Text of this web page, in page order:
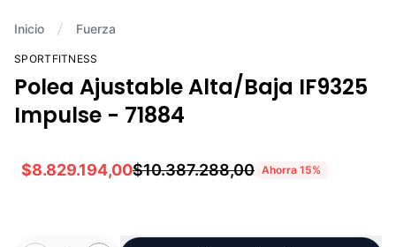
Inicio Fuerza
SPORTFITNESS
Polea Ajustable Alta/Baja IF9325
Impulse - 71884
$8.829.194,00$10.387.288,00 Ahorra 15%